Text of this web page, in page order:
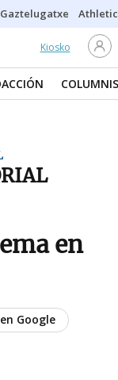
Gaztelugatxe Athletic
Kiosko
en
Google